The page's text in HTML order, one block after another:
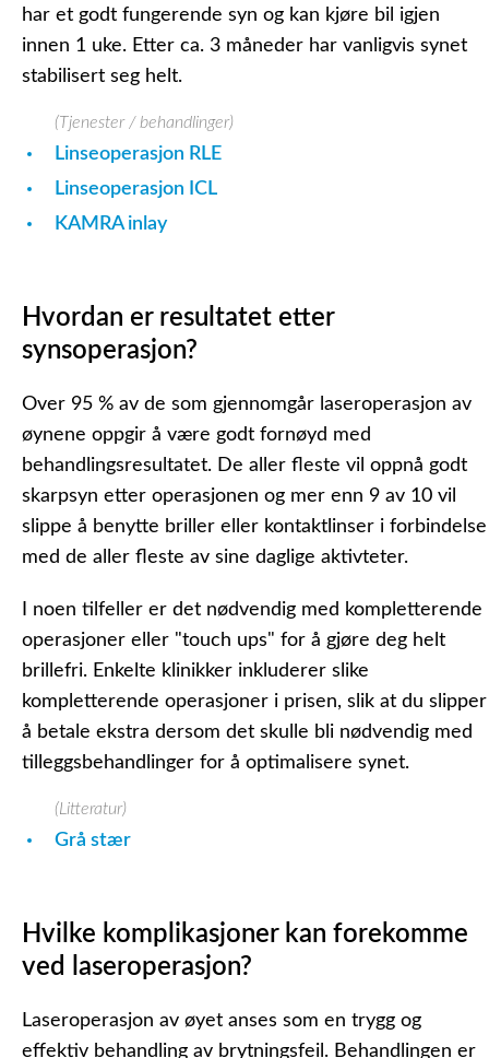
har et godt fungerende syn og kan kjøre bil igjen
innen 1 uke. Etter ca. 3 måneder har vanligvis synet
stabilisert seg helt.
(Tjenester / behandlinger)
Linseoperasjon RLE
Linseoperasjon ICL
KAMRA inlay
Hvordan er resultatet etter
synsoperasjon?
Over 95 % av de som gjennomgår laseroperasjon av
øynene oppgir å være godt fornøyd med
behandlingsresultatet. De aller fleste vil oppnå godt
skarpsyn etter operasjonen og mer enn 9 av 10 vil
slippe å benytte briller eller kontaktlinser i forbindelse
med de aller fleste av sine daglige aktivteter.
I noen tilfeller er det nødvendig med kompletterende
operasjoner eller "touch ups" for å gjøre deg helt
brillefri. Enkelte klinikker inkluderer slike
kompletterende operasjoner i prisen, slik at du slipper
å betale ekstra dersom det skulle bli nødvendig med
tilleggsbehandlinger for å optimalisere synet.
(Litteratur)
Grå stær
Hvilke komplikasjoner kan forekomme
ved laseroperasjon?
Laseroperasjon av øyet anses som en trygg og
effektiv behandling av brytningsfeil. Behandlingen er